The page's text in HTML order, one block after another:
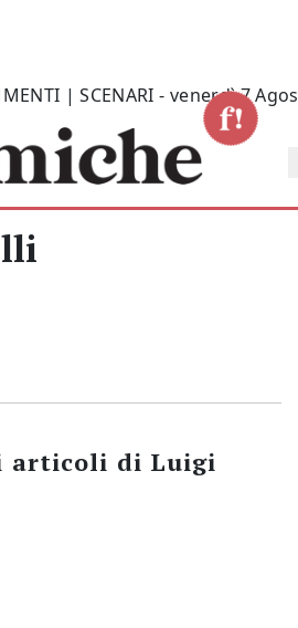
| SCENARI - venerdì 7
articoli di Luigi